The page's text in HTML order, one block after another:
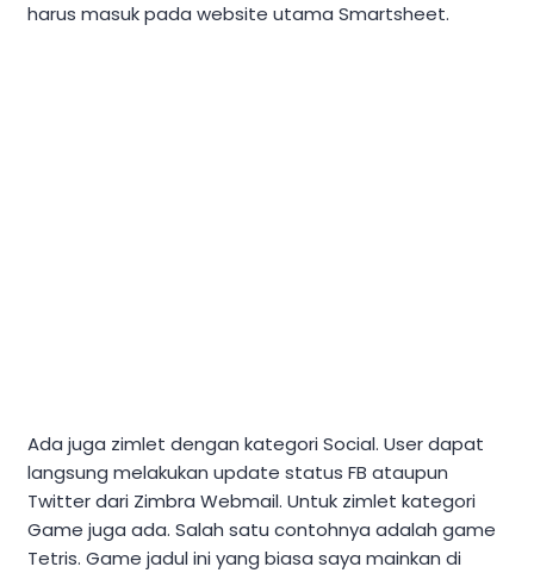
harus masuk pada website utama Smartsheet.
Ada juga zimlet dengan kategori Social. User dapat
langsung melakukan update status FB ataupun
Twitter dari Zimbra Webmail. Untuk zimlet kategori
Game juga ada. Salah satu contohnya adalah game
Tetris. Game jadul ini yang biasa saya mainkan di